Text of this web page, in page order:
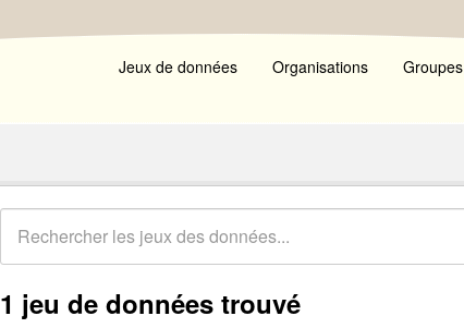
Jeux de données Organisations Groupes
1 jeu de données trouvé